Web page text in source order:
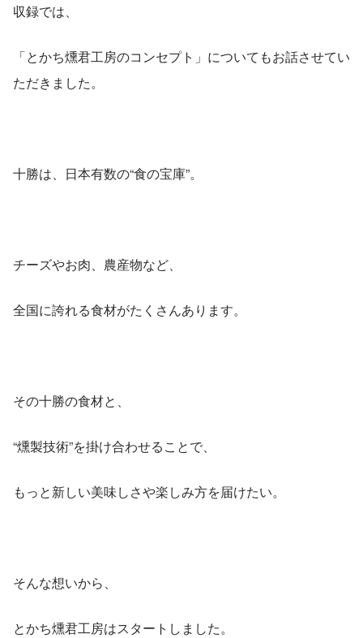
収録では、
「とかち燻君工房のコンセプト」についてもお話させてい
ただきました。
十勝は、日本有数の“食の宝庫”。
チーズやお肉、農産物など、
全国に誇れる食材がたくさんあります。
その十勝の食材と、
“燻製技術”を掛け合わせることで、
もっと新しい美味しさや楽しみ方を届けたい。
そんな想いから、
とかち燻君工房はスタートしました。